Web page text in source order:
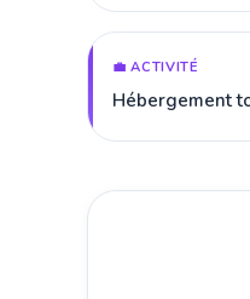
💼 ACTIVITÉ
Hébergement